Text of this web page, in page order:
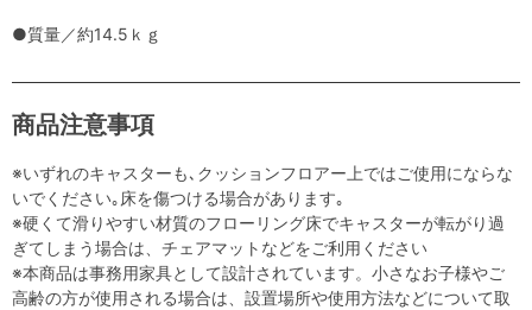
●質量／約14.5ｋｇ
商品注意事項
※いずれのキャスターも､クッションフロアー上ではご使用にならな
いでください｡床を傷つける場合があります｡
※硬くて滑りやすい材質のフローリング床でキャスターが転がり過
ぎてしまう場合は、チェアマットなどをご利用ください
※本商品は事務用家具として設計されています。小さなお子様やご
高齢の方が使用される場合は、設置場所や使用方法などについて取